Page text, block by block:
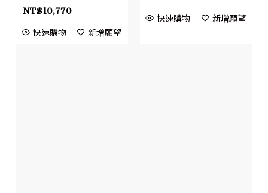
NT$10,770
快速購物 新增願望
快速購物 新增願望